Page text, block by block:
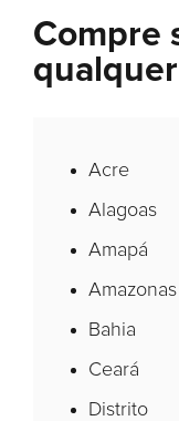
Compre
Acre
Alagoas
Amapá
Amazonas
Bahia
Ceará
Distrito